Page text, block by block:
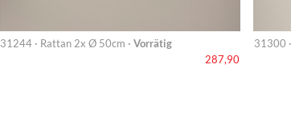
31244 · Rattan 2x Ø 50cm · Vorrätig
287,90
31300